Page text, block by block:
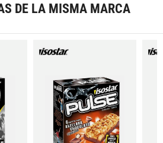
DE LA MISMA MARCA